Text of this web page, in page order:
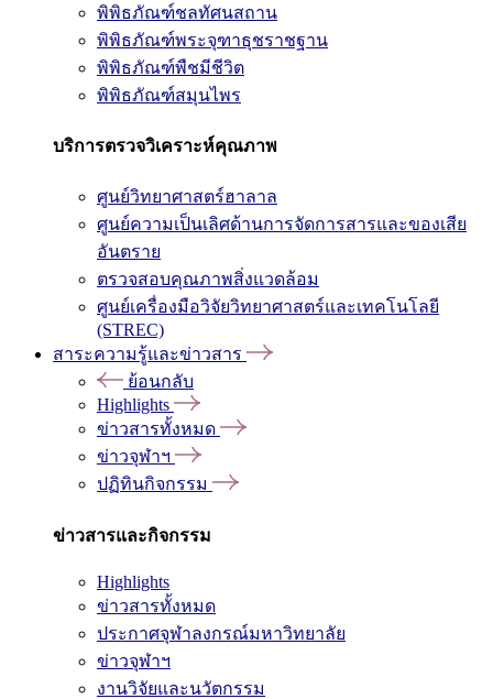
พิพิธภัณฑ์ชลทัศนสถาน
พิพิธภัณฑ์พระจุฑาธุชราชฐาน
พิพิธภัณฑ์พืชมีชีวิต
พิพิธภัณฑ์สมุนไพร
บริการตรวจวิเคราะห์คุณภาพ
ศูนย์วิทยาศาสตร์ฮาลาล
ศูนย์ความเป็นเลิศด้านการจัดการสารและของเสีย
อันตราย
ตรวจสอบคุณภาพสิ่งแวดล้อม
ศูนย์เครื่องมือวิจัยวิทยาศาสตร์และเทคโนโลยี
(STREC)
สาระความรู้และข่าวสาร
ย้อนกลับ
Highlights
ข่าวสารทั้งหมด
ข่าวจุฬาฯ
ปฏิทินกิจกรรม
ข่าวสารและกิจกรรม
Highlights
ข่าวสารทั้งหมด
ประกาศจุฬาลงกรณ์มหาวิทยาลัย
ข่าวจุฬาฯ
งานวิจัยและนวัตกรรม